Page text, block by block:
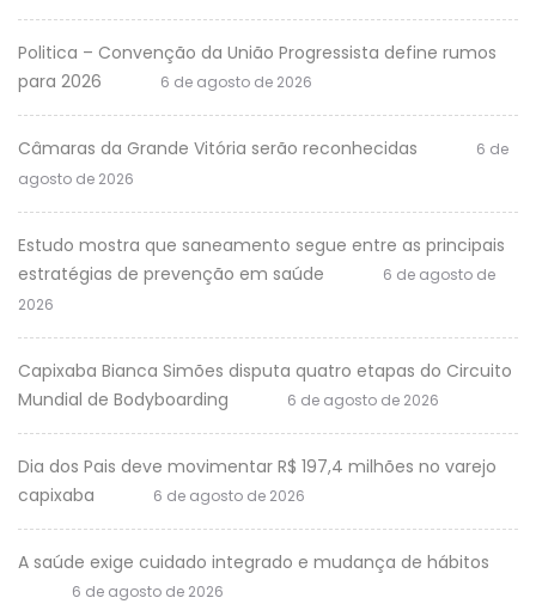
Politica – Convenção da União Progressista define rumos
para 2026
6 de agosto de 2026
Câmaras da Grande Vitória serão reconhecidas
6 de
agosto de 2026
Estudo mostra que saneamento segue entre as principais
estratégias de prevenção em saúde
6 de agosto de
2026
Capixaba Bianca Simões disputa quatro etapas do Circuito
Mundial de Bodyboarding
6 de agosto de 2026
Dia dos Pais deve movimentar R$ 197,4 milhões no varejo
capixaba
6 de agosto de 2026
A saúde exige cuidado integrado e mudança de hábitos
6 de agosto de 2026